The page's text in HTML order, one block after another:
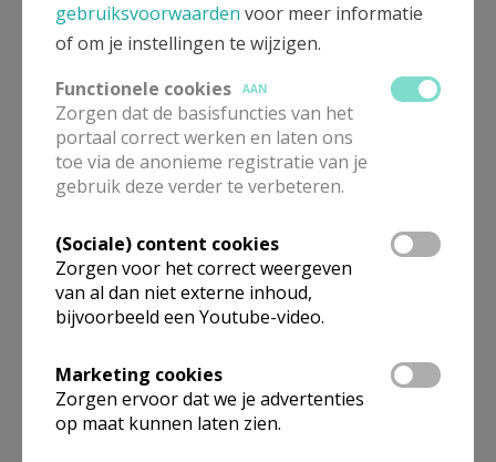
Soms willen we iets zeggen, maar vinden we niet de
goede woorden, zeker als we willen bidden. Dit boek
biedt een brede waaier aan gebeden, honderd in
totaal, zorgvuldig geselecteerd doorLode
Aerts,bisschop van Brugge.Patrick van der
Vorst,als kunsthandelaar bekend geworden in de tv-
serie Stukken van Mensen en in juni 2023 tot
priester gewijd, koos bij elk gebed een passend
kunstwerk. Hij selecteerde werken van
uiteenlopende aard: klassiek en modern, schilderijen,
tekeningen, installaties. Woord en beeld versterken
komen aan ons verlangen om te bidden.
gebruiksvoorwaarden voor meer informatie
of om je instellingen te wijzigen.
Functionele cookies
AAN
Zorgen dat de basisfuncties van het
portaal correct werken en laten ons
toe via de anonieme registratie van je
gebruik deze verder te verbeteren.
(Sociale) content cookies
Zorgen voor het correct weergeven
van al dan niet externe inhoud,
bijvoorbeeld een Youtube-video.
Marketing cookies
Zorgen ervoor dat we je advertenties
op maat kunnen laten zien.